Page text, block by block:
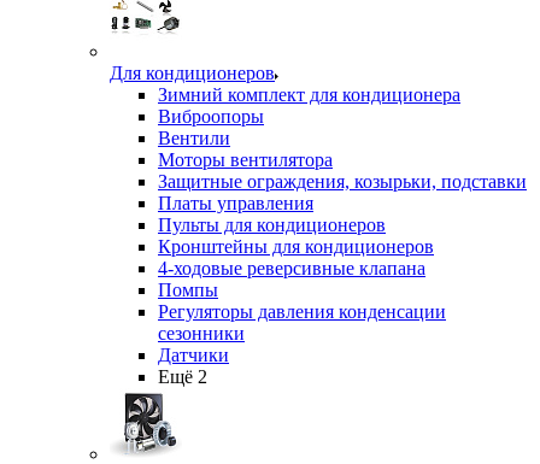
Для кондиционеров
Зимний комплект для кондиционера
Виброопоры
Вентили
Моторы вентилятора
Защитные ограждения, козырьки, подставки
Платы управления
Пульты для кондиционеров
Кронштейны для кондиционеров
4-ходовые реверсивные клапана
Помпы
Регуляторы давления конденсации
сезонники
Датчики
Ещё 2